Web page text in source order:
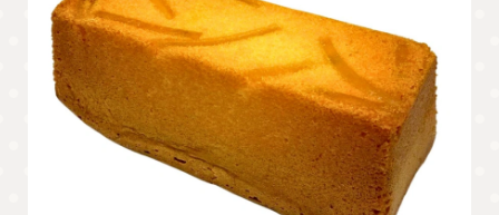
Bezorging
Contact
Vacatures